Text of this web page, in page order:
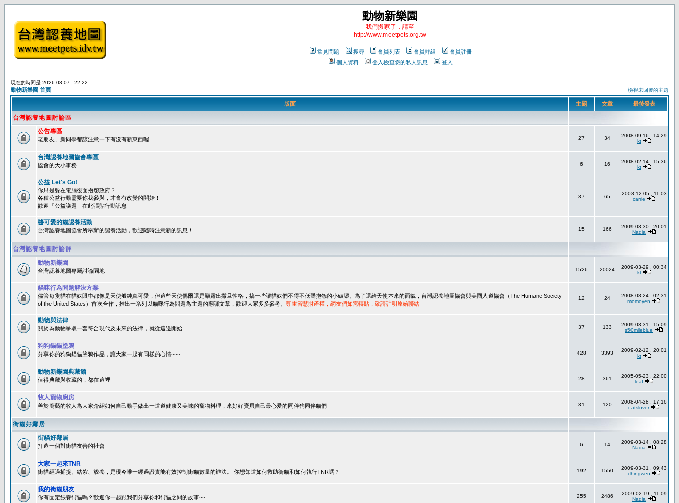
動物新樂園
我們搬家了，請至
http://www.meetpets.org.tw
常見問題 搜尋 會員列表 會員群組
會員註冊
個人資料
登入檢查您的私人訊息 登入
現在的時間是 2026-08-07 , 22:22
動物新樂園 首頁 檢視未回覆的主題
版面 主題 文章 最後發表
台灣認養地圖討論區
公告專區
老朋友、新同學都該注意一下有沒有新東西喔 27 34
2008-09-16 , 14:29
kt
台灣認養地圖協會專區
協會的大小事務 6 16
2008-02-14 , 15:36
kt
公益 Let's Go!
你只是躲在電腦後面抱怨政府？
各種公益行動需要你我參與，才會有改變的開始！
歡迎「公益議題」在此張貼行動訊息
37 65
2008-12-05 , 11:03
carrie
醬可愛的貓認養活動
台灣認養地圖協會所舉辦的認養活動，歡迎隨時注意新的訊息！ 15 166
2009-03-30 , 20:01
Nadia
台灣認養地圖討論群
動物新樂園
台灣認養地圖專屬討論園地 1526 20024
2009-03-29 , 00:34
kt
貓咪行為問題解決方案
儘管每隻貓在貓奴眼中都像是天使般純真可愛，但這些天使偶爾還是顯露出撒旦性格，搞一些讓貓奴們不得不低聲抱怨的小破壞。為了還給天使本來的面貌，台灣認養地圖協會與美國人道協會（The Humane Society
of the United States）首次合作，推出一系列以貓咪行為問題為主題的翻譯文章，歡迎大家多多參考。 尊重智慧財產權，網友們如需轉貼，敬請註明原始聯結
12 24
2008-08-24 , 02:31
momoyen
動物與法律
關於為動物爭取一套符合現代及未來的法律，就從這邊開始 37 133
2009-03-31 , 15:09
s50mileblue
狗狗貓貓塗鴉
分享你的狗狗貓貓塗鴉作品，讓大家一起有同樣的心情~~~ 428 3393
2009-02-12 , 20:01
kt
動物新樂園典藏館
值得典藏與收藏的，都在這裡 28 361
2005-05-23 , 22:00
leaf
牧人寵物廚房
善於廚藝的牧人為大家介紹如何自己動手做出一道道健康又美味的寵物料理，來好好寶貝自己最心愛的同伴狗同伴貓們 31 120
2008-04-28 , 17:16
catslover
街貓好鄰居
街貓好鄰居
打造一個對街貓友善的社會 6 14
2009-03-14 , 08:28
Nadia
大家一起來TNR
街貓經過捕捉、結紮、放養，是現今唯一經過證實能有效控制街貓數量的辦法。 你想知道如何救助街貓和如何執行TNR嗎？ 192 1550
2009-03-31 , 09:43
chingwen
我的街貓朋友
你有固定餵養街貓嗎？歡迎你一起跟我們分享你和街貓之間的故事~~ 255 2486
2009-02-19 , 11:09
Nadia